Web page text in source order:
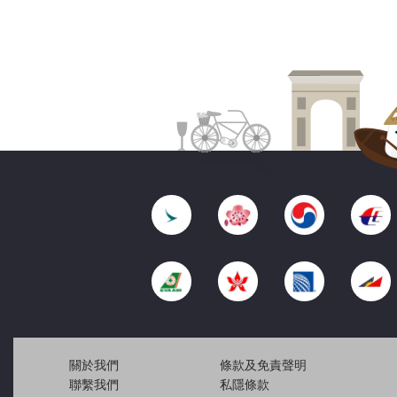
關於我們
聯繫我們
條款及免責聲明
私隱條款